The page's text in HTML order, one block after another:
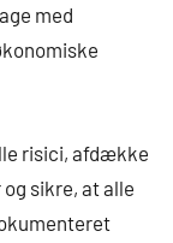
med
risici, afdække
sikre, at alle